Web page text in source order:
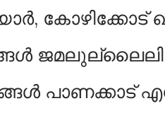
കോഴിക്കോട്
പാണക്കാട്